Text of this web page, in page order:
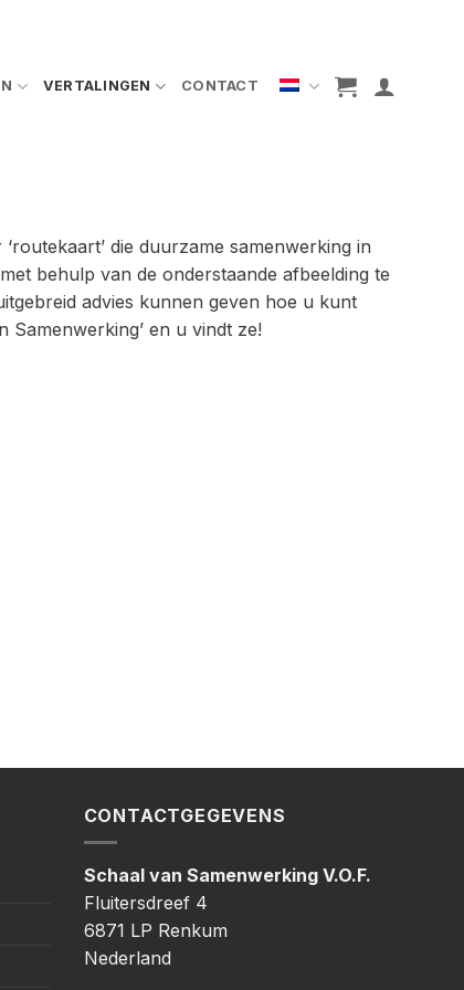
VERTALINGEN CONTACT
die duurzame samenwerking in
behulp van de onderstaande afbeelding te
advies kunnen geven hoe u kunt
en u vindt ze!
CONTACTGEGEVENS
Schaal van Samenwerking V.O.F.
Fluitersdreef 4
6871 LP Renkum
Nederland